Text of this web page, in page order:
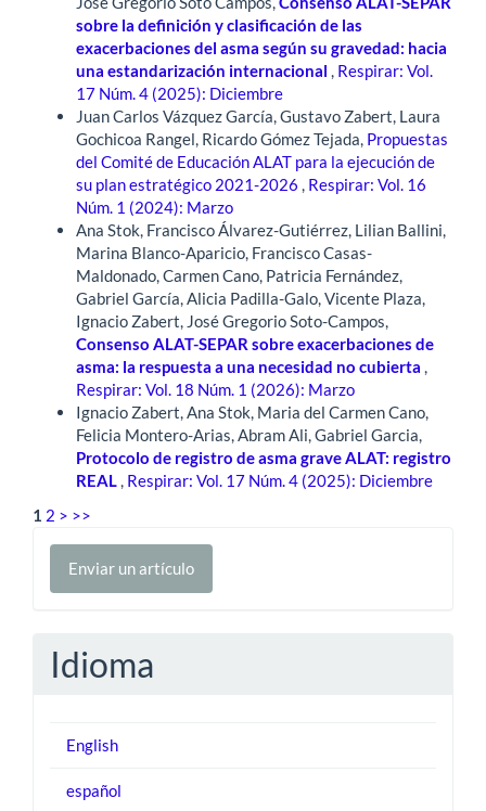
sobre la definición y clasificación de las
exacerbaciones del asma según su gravedad: hacia
una estandarización internacional , Respirar: Vol.
17 Núm. 4 (2025): Diciembre
Juan Carlos Vázquez García, Gustavo Zabert, Laura
Gochicoa Rangel, Ricardo Gómez Tejada, Propuestas
del Comité de Educación ALAT para la ejecución de
su plan estratégico 2021-2026 , Respirar: Vol. 16
Núm. 1 (2024): Marzo
Ana Stok, Francisco Álvarez-Gutiérrez, Lilian Ballini,
Marina Blanco-Aparicio, Francisco Casas-
Maldonado, Carmen Cano, Patricia Fernández,
Gabriel García, Alicia Padilla-Galo, Vicente Plaza,
Ignacio Zabert, José Gregorio Soto-Campos,
Consenso ALAT-SEPAR sobre exacerbaciones de
asma: la respuesta a una necesidad no cubierta ,
Respirar: Vol. 18 Núm. 1 (2026): Marzo
Ignacio Zabert, Ana Stok, Maria del Carmen Cano,
Felicia Montero-Arias, Abram Ali, Gabriel Garcia,
Protocolo de registro de asma grave ALAT: registro
REAL, Respirar: Vol. 17 Núm. 4 (2025): Diciembre
1 2 > >>
Enviar
unEnviar un artículo
Idioma
English
español